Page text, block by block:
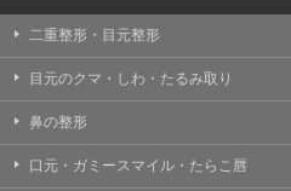
TCBグループは、個人情報保
められる場合を除き、患者様
ん。
【個人情報の開示・訂正・利
TCBグループは、本人の申し
開示、訂正、更新、削除、利
について、これを適切に対応し
二重整形・目元整形
目元のクマ・しわ・たるみ取り
鼻の整形
口元・ガミースマイル・たらこ唇